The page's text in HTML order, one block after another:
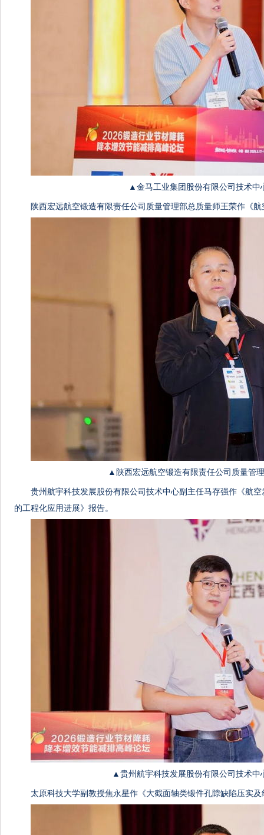
▲金马工业集团股份有限公司技术中
陕西宏远航空锻造有限责任公司质量管理部总质量师王荣作《
▲陕西宏远航空锻造有限责任公司质量管
贵州航宇科技发展股份有限公司技术中心副主任马存强作《航
的工程化应用进展》报告。
▲贵州航宇科技发展股份有限公司技术中
太原科技大学副教授焦永星作《大截面轴类锻件孔隙缺陷压实